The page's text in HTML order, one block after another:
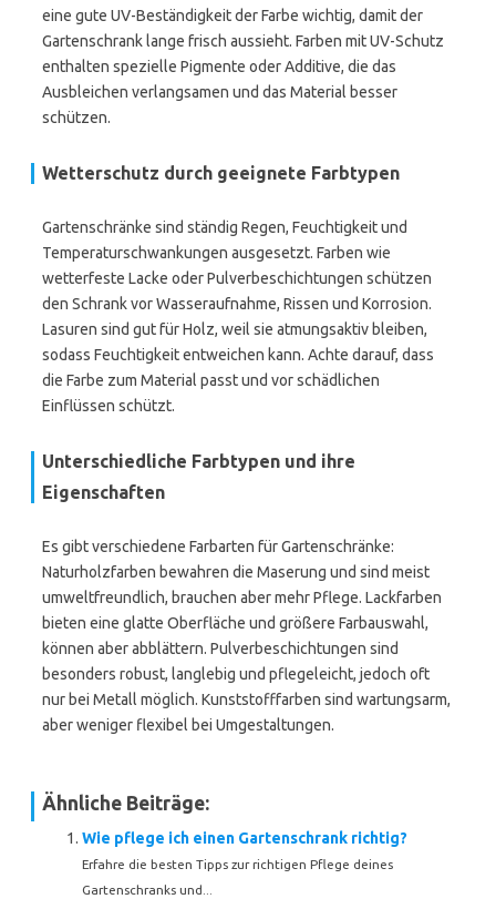
eine gute UV-Beständigkeit der Farbe wichtig, damit der
Gartenschrank lange frisch aussieht. Farben mit UV-Schutz
enthalten spezielle Pigmente oder Additive, die das
Ausbleichen verlangsamen und das Material besser
schützen.
Wetterschutz durch geeignete Farbtypen
Gartenschränke sind ständig Regen, Feuchtigkeit und
Temperaturschwankungen ausgesetzt. Farben wie
wetterfeste Lacke oder Pulverbeschichtungen schützen
den Schrank vor Wasseraufnahme, Rissen und Korrosion.
Lasuren sind gut für Holz, weil sie atmungsaktiv bleiben,
sodass Feuchtigkeit entweichen kann. Achte darauf, dass
die Farbe zum Material passt und vor schädlichen
Einflüssen schützt.
Unterschiedliche Farbtypen und ihre
Eigenschaften
Es gibt verschiedene Farbarten für Gartenschränke:
Naturholzfarben bewahren die Maserung und sind meist
umweltfreundlich, brauchen aber mehr Pflege. Lackfarben
bieten eine glatte Oberfläche und größere Farbauswahl,
können aber abblättern. Pulverbeschichtungen sind
besonders robust, langlebig und pflegeleicht, jedoch oft
nur bei Metall möglich. Kunststofffarben sind wartungsarm,
aber weniger flexibel bei Umgestaltungen.
Ähnliche Beiträge:
Wie pflege ich einen Gartenschrank richtig?
Erfahre die besten Tipps zur richtigen Pflege deines
Gartenschranks und...